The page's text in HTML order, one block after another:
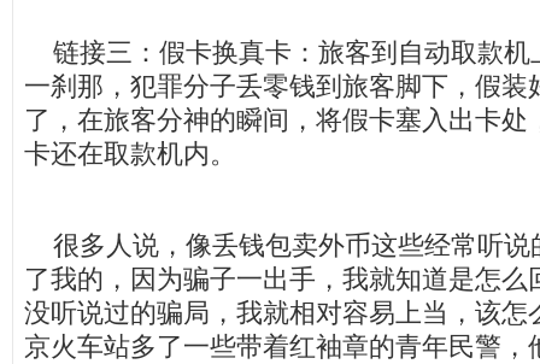
链接三：假卡换真卡：旅客到自动取款机
一刹那，犯罪分子丢零钱到旅客脚下，假装
了，在旅客分神的瞬间，将假卡塞入出卡处
卡还在取款机内。
很多人说，像丢钱包卖外币这些经常听说
了我的，因为骗子一出手，我就知道是怎么
没听说过的骗局，我就相对容易上当，该怎
京火车站多了一些带着红袖章的青年民警，